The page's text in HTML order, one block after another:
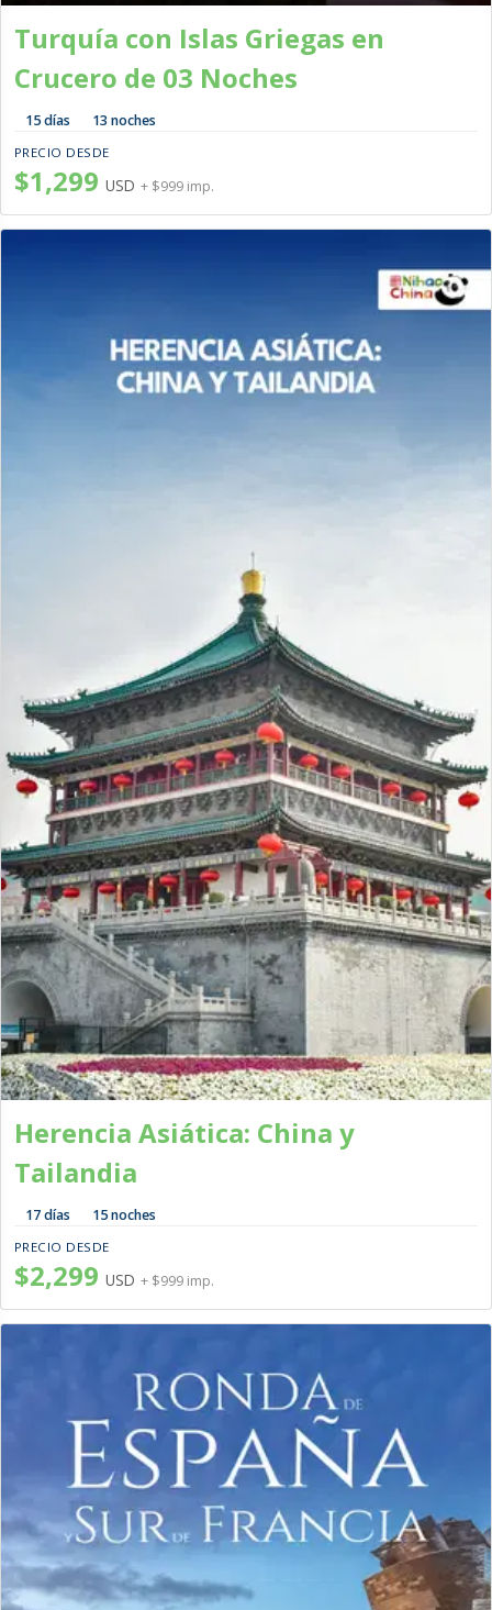
Turquía con Islas Griegas en
Crucero de 03 Noches
15 días 13 noches
PRECIO DESDE
$1,299 USD + $999 imp.
Herencia Asiática: China y
Tailandia
17 días 15 noches
PRECIO DESDE
$2,299 USD + $999 imp.